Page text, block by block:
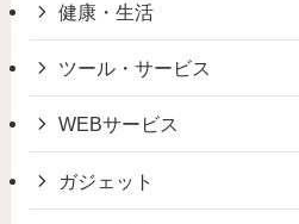
健康・生活
ツール・サービス
WEBサービス
ガジェット